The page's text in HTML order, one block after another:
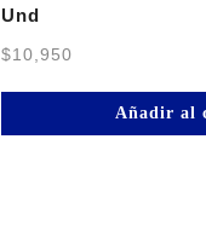
Und
$10,950
Añadir al